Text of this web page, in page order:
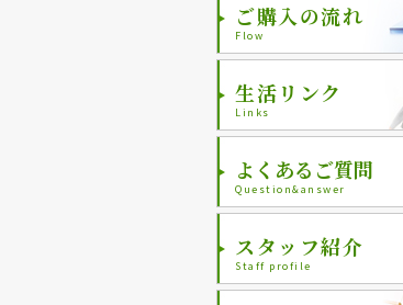
ご購入の流れ
Flow
生活リンク
Links
よくあるご質問
Question&answer
スタッフ紹介
Staff profile